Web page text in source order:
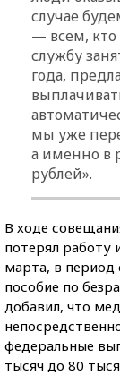
случае
— всем, кто
службу
года,
мы уже
а именно в
рублей».
В ходе
потерял работу
марта, в период
пособие по
добавил, что
федеральные
тысяч до 80